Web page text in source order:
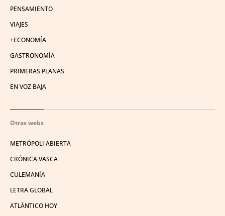
PENSAMIENTO
VIAJES
+ECONOMÍA
GASTRONOMÍA
PRIMERAS PLANAS
EN VOZ BAJA
Otras webs
METRÓPOLI ABIERTA
CRÓNICA VASCA
CULEMANÍA
LETRA GLOBAL
ATLÁNTICO HOY